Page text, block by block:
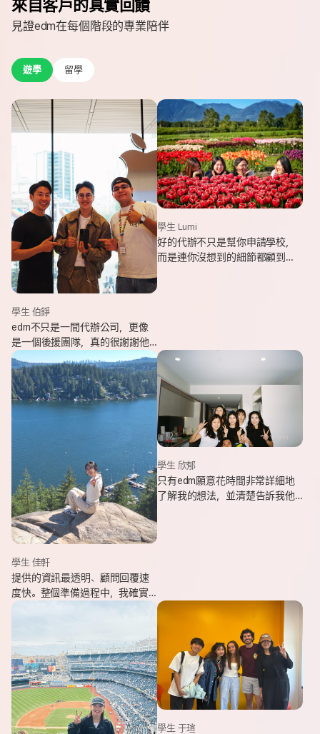
來自客戶的真實回饋
見證edm在每個階段的專業陪伴
遊學 留學
學生 伯錚
edm不只是一間代辦公司，更像
是一個後援團隊，真的很謝謝他
們的幫忙，讓我能安心出發，去
追逐我一直想完成的留遊學夢
想。
學生 Lumi
好的代辦不只是幫你申請學校，
而是連你沒想到的細節都顧到
學生 佳軒
提供的資訊最透明、顧問回覆速
度快。整個準備過程中，我確實
也感受到edm的用心與專業。抵
學生 欣郁
只有edm願意花時間非常詳細地
了解我的想法，並清楚告訴我他
學生 于瑄